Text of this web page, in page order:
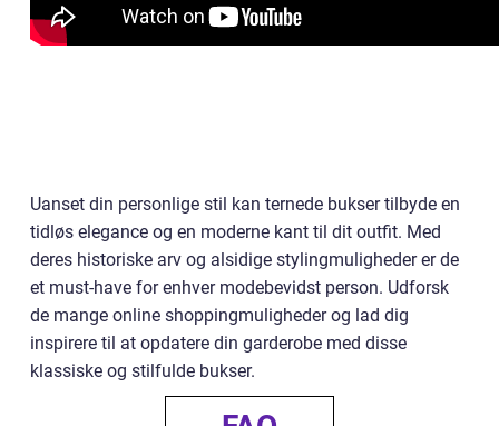
Uanset din personlige stil kan ternede bukser tilbyde en
tidløs elegance og en moderne kant til dit outfit. Med
deres historiske arv og alsidige stylingmuligheder er de
et must-have for enhver modebevidst person. Udforsk
de mange online shoppingmuligheder og lad dig
inspirere til at opdatere din garderobe med disse
klassiske og stilfulde bukser.